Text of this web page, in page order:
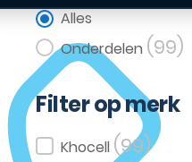
Filter op
Alles
Onderdelen (99)
Filter op merk
Filter op merk
Khocell (99)